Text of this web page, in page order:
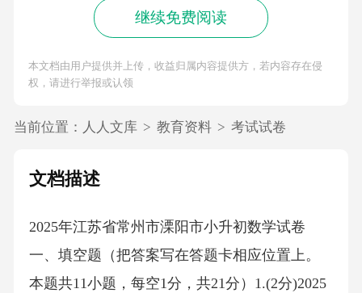
继续免费阅读
本文档由用户提供并上传，收益归属内容提供方，若内容存在侵
权，请进行举报或认领
当前位置： 人人文库 > 教育资料 > 考试试卷
文档描述
2025年江苏省常州市溧阳市小升初数学试卷
一、填空题（把答案写在答题卡相应位置上。
本题共11小题，每空1分，共21分）1.(2分)2025